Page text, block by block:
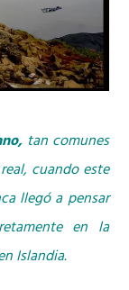
tan comunes
cuando este
llegó a pensar
en la
Islandia.